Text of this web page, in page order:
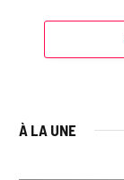
À LA UNE